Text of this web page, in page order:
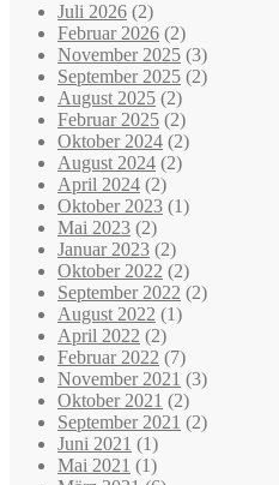
Juli 2026 (2)
Februar 2026 (2)
November 2025 (3)
September 2025 (2)
August 2025 (2)
Februar 2025 (2)
Oktober 2024 (2)
August 2024 (2)
April 2024 (2)
Oktober 2023 (1)
Mai 2023 (2)
Januar 2023 (2)
Oktober 2022 (2)
September 2022 (2)
August 2022 (1)
April 2022 (2)
Februar 2022 (7)
November 2021 (3)
Oktober 2021 (2)
September 2021 (2)
Juni 2021 (1)
Mai 2021 (1)